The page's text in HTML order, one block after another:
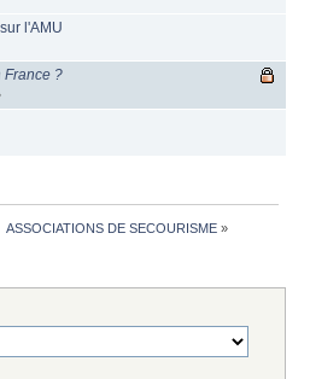
l'AMU
France ?
ASSOCIATIONS DE SECOURISME»